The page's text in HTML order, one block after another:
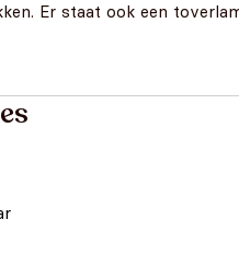
Er staat ook een